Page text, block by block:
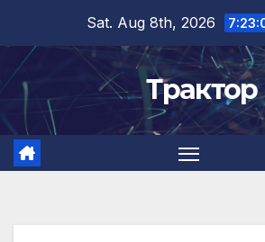
content
Sat. Aug 8th, 2026
Трактор